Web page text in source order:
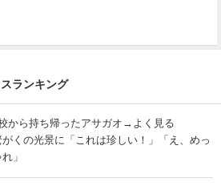
ランキング
から持ち帰ったアサガオ→よく見る
の光景に「これは珍しい！」「え、めっ
」